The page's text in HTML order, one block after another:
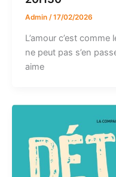
Admin /17/02/2026
L’amour c’est
ne peut pas s’en
aime